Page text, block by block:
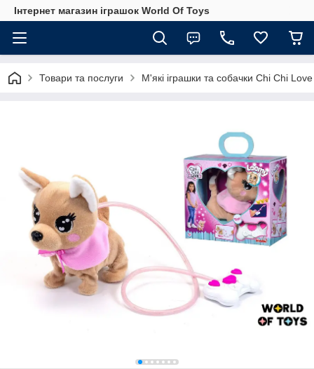
Інтернет магазин іграшок World Of Toys
Товари та послуги М'які іграшки та собачки Chi Chi Love